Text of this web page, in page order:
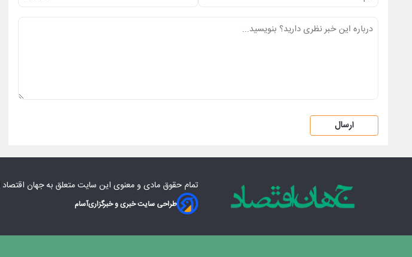
ارسال
تمام حقوق مادی‌ و معنوی این سایت متعلق بهجهان اقتصاد
طراحی سایت خبری و خبرگزاریآسام